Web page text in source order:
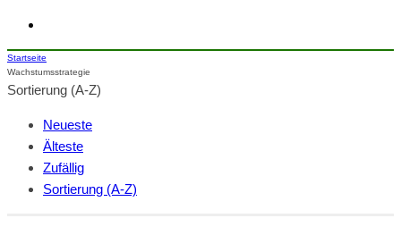
Startseite
Wachstumsstrategie
Sortierung (A-Z)
Neueste
Älteste
Zufällig
Sortierung (A-Z)